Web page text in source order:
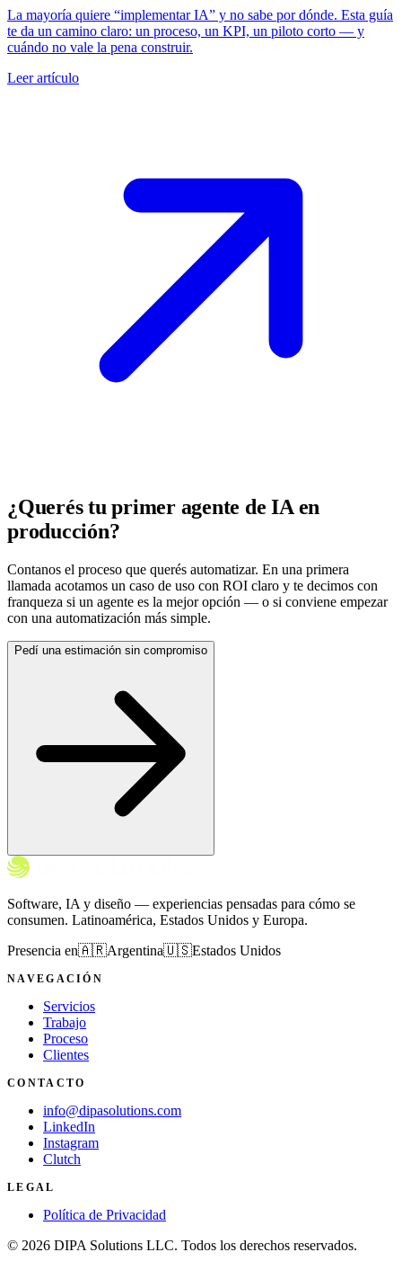
La mayoría quiere “implementar IA” y no sabe por dónde. Esta guía
te da un camino claro: un proceso, un KPI, un piloto corto — y
cuándo no vale la pena construir.
Leer artículo
¿Querés tu primer agente de IA en
producción?
Contanos el proceso que querés automatizar. En una primera
llamada acotamos un caso de uso con ROI claro y te decimos con
franqueza si un agente es la mejor opción — o si conviene empezar
con una automatización más simple.
Pedí una estimación sin compromiso
Software, IA y diseño — experiencias pensadas para cómo se
consumen. Latinoamérica, Estados Unidos y Europa.
Presencia en🇦🇷Argentina🇺🇸Estados Unidos
NAVEGACIÓN
Servicios
Trabajo
Proceso
Clientes
CONTACTO
info@dipasolutions.com
LinkedIn
Instagram
Clutch
LEGAL
Política de Privacidad
© 2026 DIPA Solutions LLC. Todos los derechos reservados.